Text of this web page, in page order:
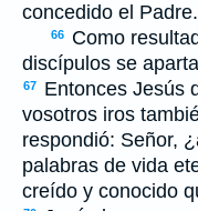
concedido el Padre.
66
Como
discípulos se
67
Entonces Jesús
vosotros iros
respondió: Señor,
palabras de vida
creído y conocido